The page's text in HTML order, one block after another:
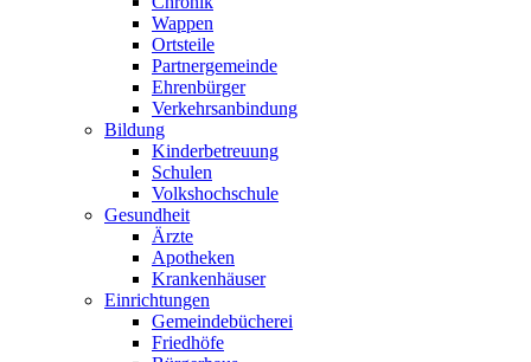
Wappen
Ortsteile
Partnergemeinde
Ehrenbürger
Verkehrsanbindung
Bildung
Kinderbetreuung
Schulen
Volkshochschule
Gesundheit
Ärzte
Apotheken
Krankenhäuser
Einrichtungen
Gemeindebücherei
Friedhöfe